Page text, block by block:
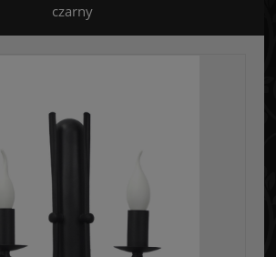
czarny